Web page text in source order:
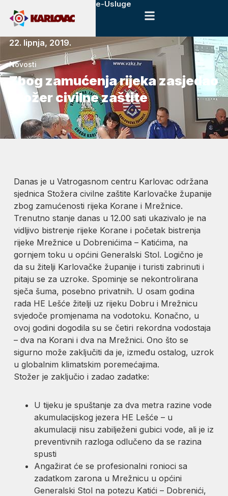
e-Usluge
22. lipnja, 2019.
Novosti
Zbog zamućenja rijeka zasjedao
Stožer civilne zaštite
Danas je u Vatrogasnom centru Karlovac održana
sjednica Stožera civilne zaštite Karlovačke županije
zbog zamućenosti rijeka Korane i Mrežnice.
Trenutno stanje danas u 12.00 sati ukazivalo je na
vidljivo bistrenje rijeke Korane i početak bistrenja
rijeke Mrežnice u Dobrenićima – Katićima, na
gornjem toku u općini Generalski Stol. Logično je
da su žitelji Karlovačke županije i turisti zabrinuti i
pitaju se za uzroke. Spominje se nekontrolirana
sječa šuma, posebno privatnih. U osam godina
rada HE Lešće žitelji uz rijeku Dobru i Mrežnicu
svjedoče promjenama na vodotoku. Konačno, u
ovoj godini dogodila su se četiri rekordna vodostaja
– dva na Korani i dva na Mrežnici. Ono što se
sigurno može zaključiti da je, između ostalog, uzrok
u globalnim klimatskim poremećajima.
Stožer je zaključio i zadao zadatke:
U tijeku je spuštanje za dva metra razine vode
akumulacijskog jezera HE Lešće – u
akumulaciji nisu zabilježeni gubici vode, ali je iz
preventivnih razloga odlučeno da se razina
spusti
Angažirat će se profesionalni ronioci sa
zadatkom zarona u Mrežnicu u općini
Generalski Stol na potezu Katići – Dobrenići,